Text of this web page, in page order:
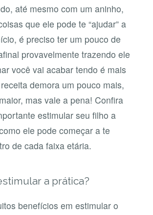
até mesmo com um aninho,
que ele pode te “ajudar” a
é preciso ter um pouco de
provavelmente trazendo ele
você vai acabar tendo é mais
demora um pouco mais,
mas vale a pena! Confira
estimular seu filho a
ele pode começar a te
de cada faixa etária.
a prática?
benefícios em estimular o